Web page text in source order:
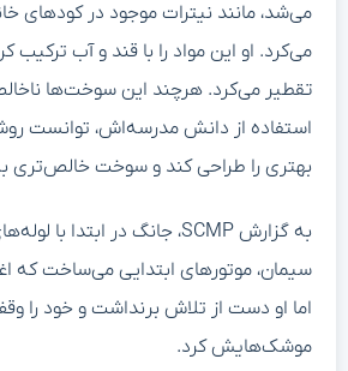
می‌شد، مانند نیترات موجود در کودهای
می‌کرد. او این مواد را با قند و آب ترکیب
تقطیر می‌کرد. هرچند این سوخت‌ها ناخالص
استفاده از دانش مدرسه‌اش، توانست
بهتری را طراحی کند و سوخت خالص‌تری
سیمان، موتورهای ابتدایی می‌ساخت که
اما او دست از تلاش برنداشت و خود را
موشک‌هایش کرد.